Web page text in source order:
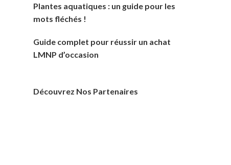
Plantes aquatiques : un guide pour les
mots fléchés !
Guide complet pour réussir un achat
LMNP d’occasion
Découvrez Nos Partenaires